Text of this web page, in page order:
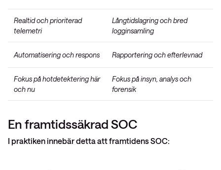
Realtid och prioriterad
telemetri
Långtidslagring och bred
logginsamling
Automatisering och respons Rapportering och efterlevnad
Fokus på hotdetektering här
och nu
Fokus på insyn, analys och
forensik
En framtidssäkrad SOC
I praktiken innebär detta att framtidens SOC: